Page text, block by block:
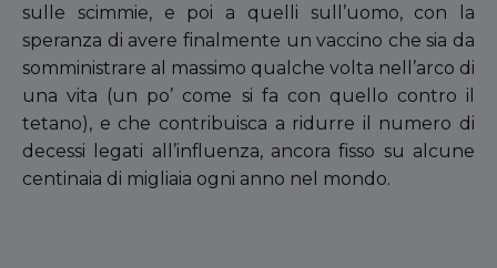
sulle scimmie, e poi a quelli sull’uomo, con la
speranza di avere finalmente un vaccino che sia da
somministrare al massimo qualche volta nell’arco di
una vita (un po’ come si fa con quello contro il
tetano), e che contribuisca a ridurre il numero di
decessi legati all’influenza, ancora fisso su alcune
centinaia di migliaia ogni anno nel mondo.